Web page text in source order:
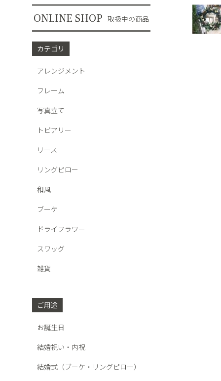
ONLINE SHOP 取扱中の商品
カテゴリ
アレンジメント
フレーム
写真立て
トピアリー
リース
リングピロー
和風
ブーケ
ドライフラワー
スワッグ
雑貨
ご用途
お誕生日
結婚祝い・内祝
結婚式（ブーケ・リングピロー）